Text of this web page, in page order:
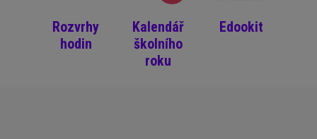
Rozvrhy
hodin
Kalendář
školního
roku
Edookit